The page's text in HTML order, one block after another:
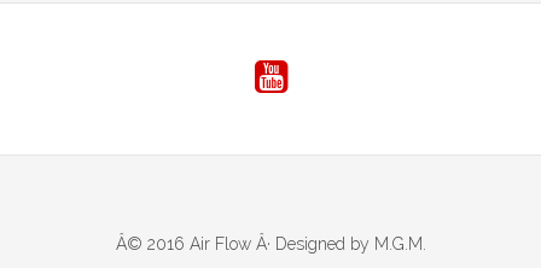
Â© 2016 Air Flow Â· Designed by M.G.M.